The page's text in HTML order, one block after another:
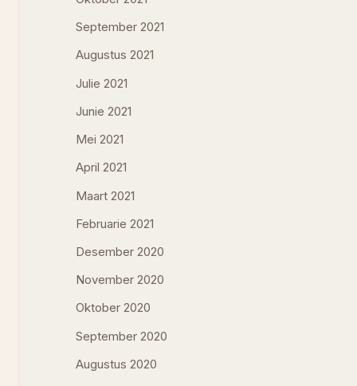
September 2021
Augustus 2021
Julie 2021
Junie 2021
Mei 2021
April 2021
Maart 2021
Februarie 2021
Desember 2020
November 2020
Oktober 2020
September 2020
Augustus 2020